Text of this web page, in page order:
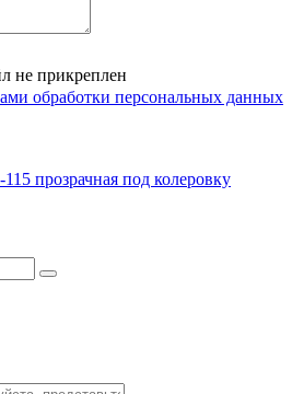
не прикреплен
обработки персональных данных
прозрачная под колеровку